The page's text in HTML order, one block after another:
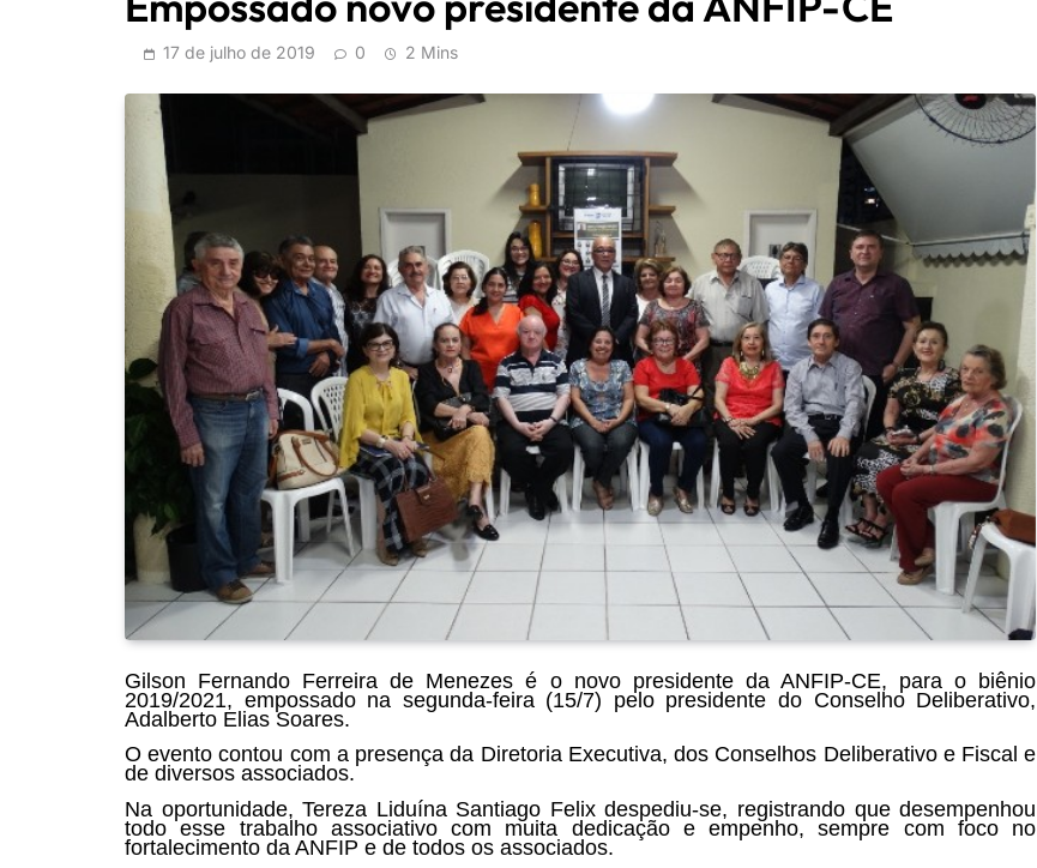
17 de julho de 2019 0 2 Mins
Gilson Fernando Ferreira de Menezes é o novo presidente da ANFIP-CE, para o biênio
2019/2021, empossado na segunda-feira (15/7) pelo presidente do Conselho Deliberativo,
Adalberto Elias Soares.
O evento contou com a presença da Diretoria Executiva, dos Conselhos Deliberativo e Fiscal e
de diversos associados.
Na oportunidade, Tereza Liduína Santiago Felix despediu-se, registrando que desempenhou
todo esse trabalho associativo com muita dedicação e empenho, sempre com foco no
fortalecimento da ANFIP e de todos os associados.